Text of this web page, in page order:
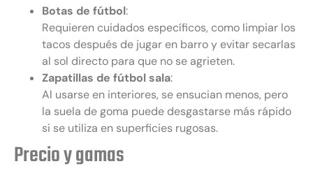
Botas de fútbol:
Requieren cuidados específicos, como limpiar los
tacos después de jugar en barro y evitar secarlas
al sol directo para que no se agrieten.
Zapatillas de fútbol sala:
Al usarse en interiores, se ensucian menos, pero
la suela de goma puede desgastarse más rápido
si se utiliza en superficies rugosas.
Precio y gamas